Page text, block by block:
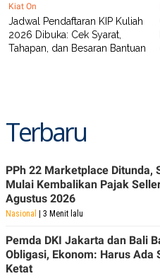
Kiat On
Jadwal Pendaftaran KIP Kuliah
2026 Dibuka: Cek Syarat,
Tahapan, dan Besaran Bantuan
Terbaru
PPh 22 Marketplace Ditunda,
Mulai Kembalikan Pajak
Agustus 2026
Nasional | 3 Menit lalu
Pemda DKI Jakarta dan Bali
Obligasi, Ekonom: Harus Ada
Ketat